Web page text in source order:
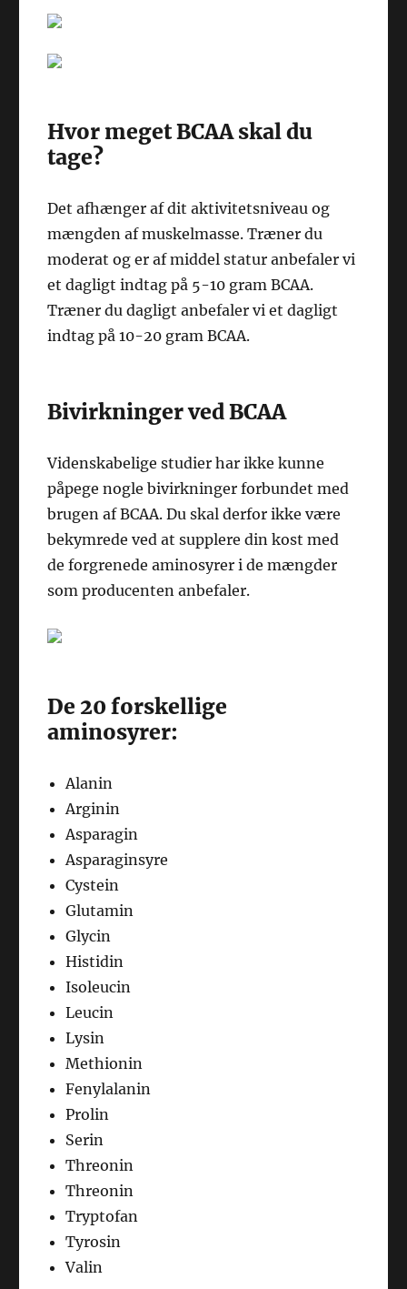
Hvor meget BCAA skal du
tage?
Det afhænger af dit aktivitetsniveau og
mængden af muskelmasse. Træner du
moderat og er af middel statur anbefaler vi
et dagligt indtag på 5-10 gram BCAA.
Træner du dagligt anbefaler vi et dagligt
indtag på 10-20 gram BCAA.
Bivirkninger ved BCAA
Videnskabelige studier har ikke kunne
påpege nogle bivirkninger forbundet med
brugen af BCAA. Du skal derfor ikke være
bekymrede ved at supplere din kost med
de forgrenede aminosyrer i de mængder
som producenten anbefaler.
De 20 forskellige
aminosyrer:
Alanin
Arginin
Asparagin
Asparaginsyre
Cystein
Glutamin
Glycin
Histidin
Isoleucin
Leucin
Lysin
Methionin
Fenylalanin
Prolin
Serin
Threonin
Threonin
Tryptofan
Tyrosin
Valin